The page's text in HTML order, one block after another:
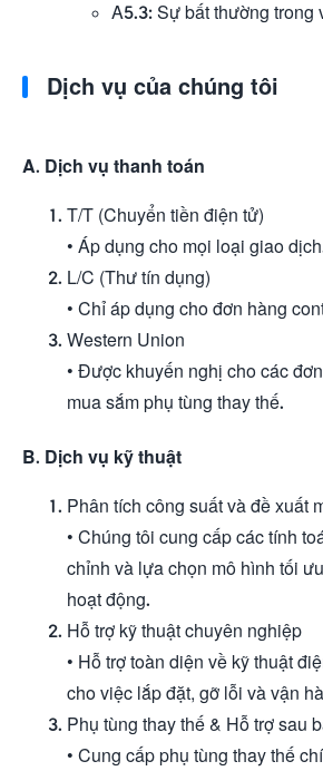
A5.3: Sự bất thường trong
Dịch vụ của chúng tôi
A. Dịch vụ thanh toán
T/T (Chuyển tiền điện tử)
• Áp dụng cho mọi loại giao
L/C (Thư tín dụng)
• Chỉ áp dụng cho đơn hàng
Western Union
• Được khuyến nghị cho các
mua sắm phụ tùng thay thế.
B. Dịch vụ kỹ thuật
Phân tích công suất và đề xuất
• Chúng tôi cung cấp các tính
chỉnh và lựa chọn mô hình tối
hoạt động.
Hỗ trợ kỹ thuật chuyên nghiệp
• Hỗ trợ toàn diện về kỹ thuật
cho việc lắp đặt, gỡ lỗi và vận
Phụ tùng thay thế & Hỗ trợ sau
• Cung cấp phụ tùng thay thế